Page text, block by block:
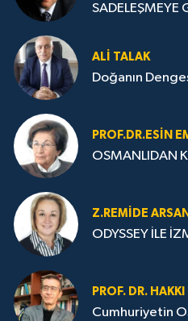
SADELEŞMEYE
ALI TALAK
Doğanın
PROF.DR.ESIN
OSMANLIDAN
Z.REMIDE ARSAN
ODYSSEY İLE
PROF. DR. HAKKI
Cumhuriyetin